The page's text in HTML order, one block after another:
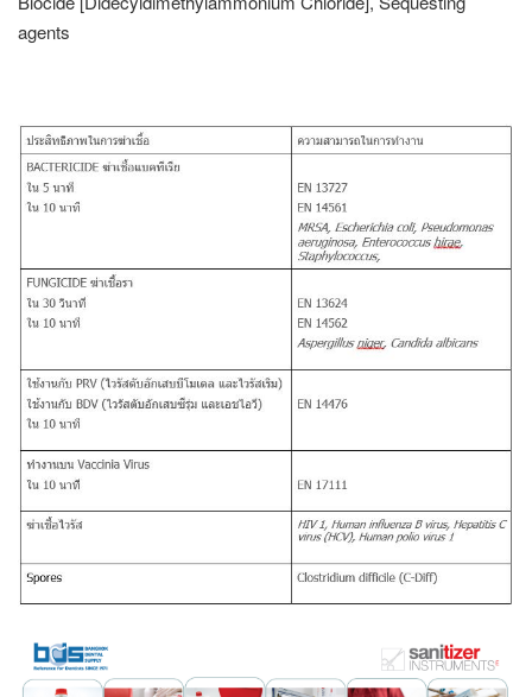
agents